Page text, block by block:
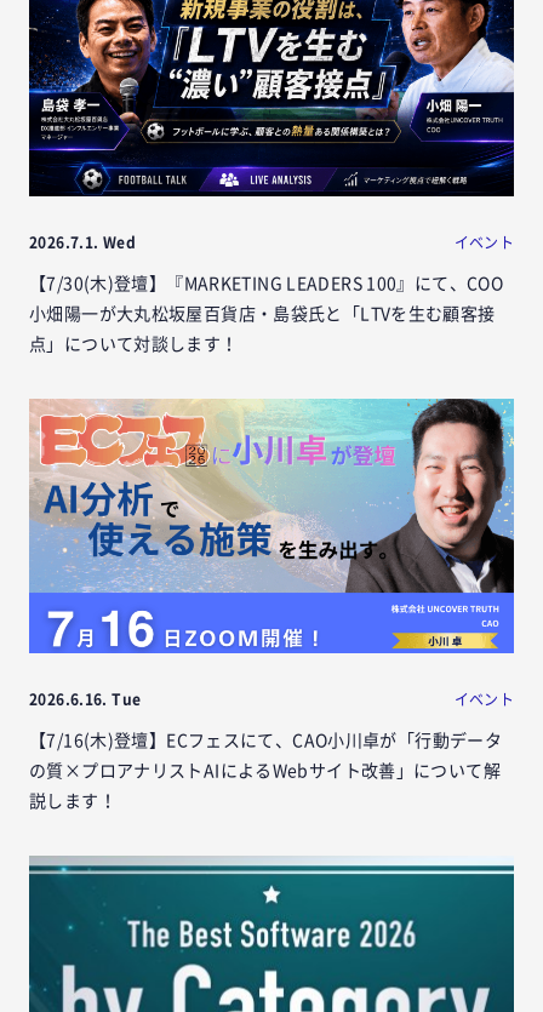
2026.7.1. Wed イベント
【7/30(木)登壇】『MARKETING LEADERS 100』にて、COO
小畑陽一が大丸松坂屋百貨店・島袋氏と「LTVを生む顧客接
点」について対談します！
2026.6.16. Tue イベント
【7/16(木)登壇】ECフェスにて、CAO小川卓が「行動データ
の質×プロアナリストAIによるWebサイト改善」について解
説します！